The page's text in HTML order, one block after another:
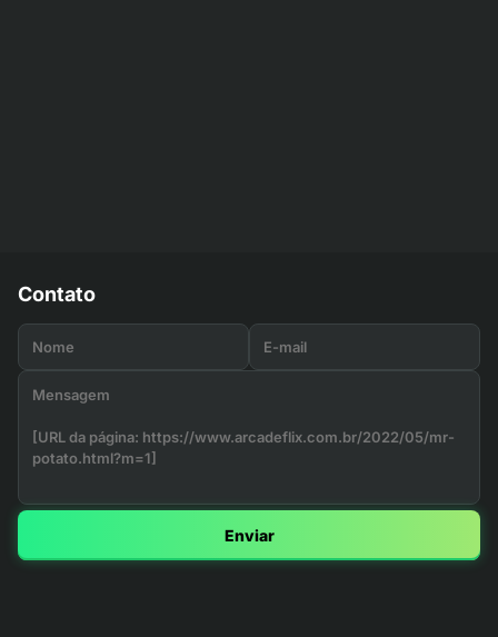
Contato
Enviar